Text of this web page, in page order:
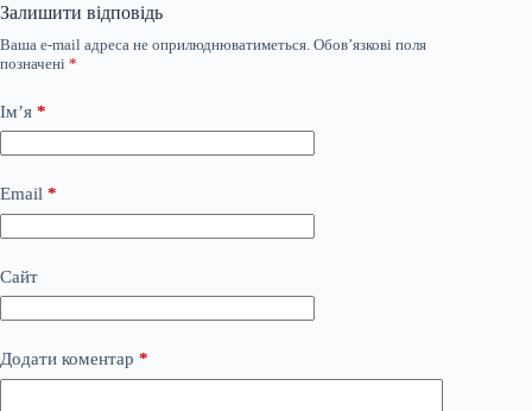
Залишити відповідь
Ваша e-mail адреса не оприлюднюватиметься. Обов’язкові поля
позначені *
Ім’я *
Email *
Сайт
Додати коментар *